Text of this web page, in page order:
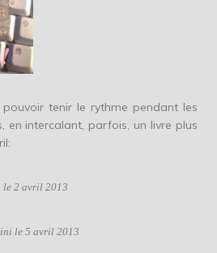
tenir le rythme pendant les
en intercalant, parfois, un livre plus
le 2 avril 2013
le 5 avril 2013